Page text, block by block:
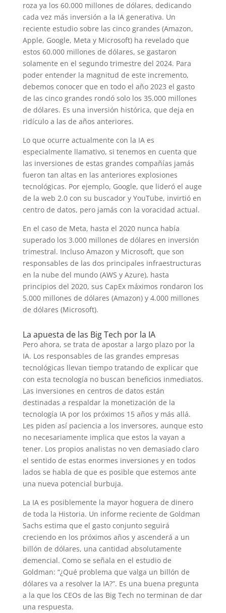
roza ya los 60.000 millones de dólares, dedicando
cada vez más inversión a la IA generativa. Un
reciente estudio sobre las cinco grandes (Amazon,
Apple, Google, Meta y Microsoft) ha revelado que
estos 60.000 millones de dólares, se gastaron
solamente en el segundo trimestre del 2024. Para
poder entender la magnitud de este incremento,
debemos conocer que en todo el año 2023 el gasto
de las cinco grandes rondó solo los 35.000 millones
de dólares. Es una inversión histórica, que deja en
ridículo a las de años anteriores.
Lo que ocurre actualmente con la IA es
especialmente llamativo, si tenemos en cuenta que
las inversiones de estas grandes compañías jamás
fueron tan altas en las anteriores explosiones
tecnológicas. Por ejemplo, Google, que lideró el auge
de la web 2.0 con su buscador y YouTube, invirtió en
centro de datos, pero jamás con la voracidad actual.
En el caso de Meta, hasta el 2020 nunca había
superado los 3.000 millones de dólares en inversión
trimestral. Incluso Amazon y Microsoft, que son
responsables de las dos principales infraestructuras
en la nube del mundo (AWS y Azure), hasta
principios del 2020, sus CapEx máximos rondaron los
5.000 millones de dólares (Amazon) y 4.000 millones
de dólares (Microsoft).
La apuesta de las Big Tech por la IA
Pero ahora, se trata de apostar a largo plazo por la
IA. Los responsables de las grandes empresas
tecnológicas llevan tiempo tratando de explicar que
con esta tecnología no buscan beneficios inmediatos.
Las inversiones en centros de datos están
destinadas a respaldar la monetización de la
tecnología IA por los próximos 15 años y más allá.
Les piden así paciencia a los inversores, aunque esto
no necesariamente implica que estos la vayan a
tener. Los propios analistas no ven demasiado claro
el sentido de estas enormes inversiones y en todos
lados se habla de que es posible que estemos ante
una nueva potencial burbuja.
La IA es posiblemente la mayor hoguera de dinero
de toda la Historia. Un informe reciente de Goldman
Sachs estima que el gasto conjunto seguirá
creciendo en los próximos años y ascenderá a un
billón de dólares, una cantidad absolutamente
demencial. Como se señala en el estudio de
Goldman: “¿Qué problema que valga un billón de
dólares va a resolver la IA?”. Es una buena pregunta
a la que los CEOs de las Big Tech no terminan de dar
una respuesta.